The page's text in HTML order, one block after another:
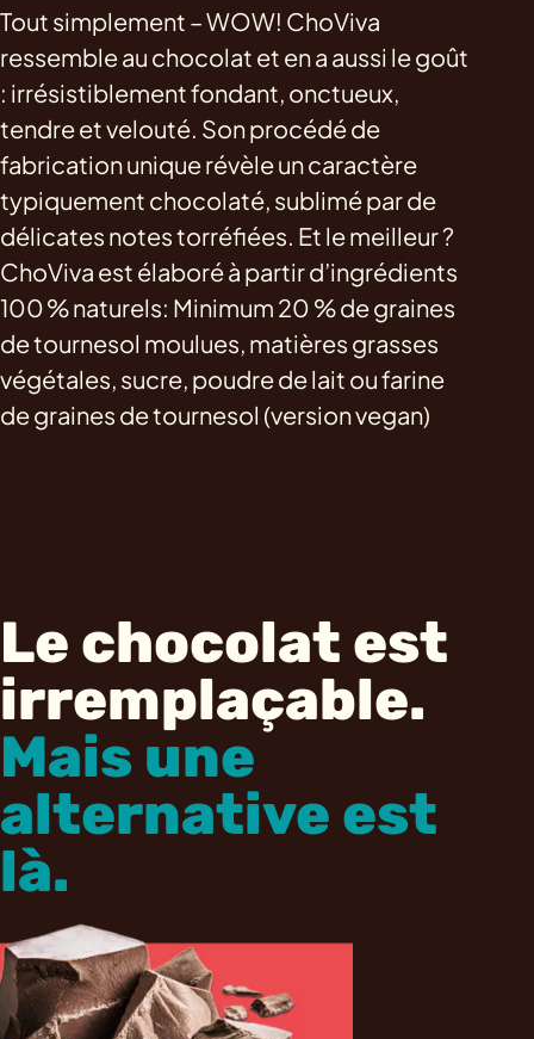
Tout simplement – WOW! ChoViva
ressemble au chocolat et en a aussi le goût
: irrésistiblement fondant, onctueux,
tendre et velouté. Son procédé de
fabrication unique révèle un caractère
typiquement chocolaté, sublimé par de
délicates notes torréfiées. Et le meilleur ?
ChoViva est élaboré à partir d’ingrédients
100 % naturels: Minimum 20 % de graines
de tournesol moulues, matières grasses
végétales, sucre, poudre de lait ou farine
de graines de tournesol (version vegan)
Le chocolat est
irremplaçable.
Mais une
alternative est
là.